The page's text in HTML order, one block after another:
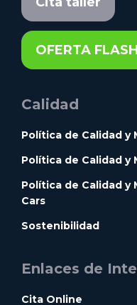
OFERTA FLASH
Calidad
Política de Calidad
Política de Calidad y
Política de Calidad
Cars
Sostenibilidad
Enlaces de
Cita Online